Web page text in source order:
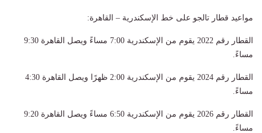
مواعيد قطار تالجو على خط الإسكندرية – القاهرة:
القطار رقم 2022 يقوم من الإسكندرية 7:00 مساءً ويصل القاهرة 9:30
مساءً.
القطار رقم 2024 يقوم من الإسكندرية 2:00 ظهرًا ويصل القاهرة 4:30
مساءً.
القطار رقم 2026 يقوم من الإسكندرية 6:50 مساءً ويصل القاهرة 9:20
مساءً.